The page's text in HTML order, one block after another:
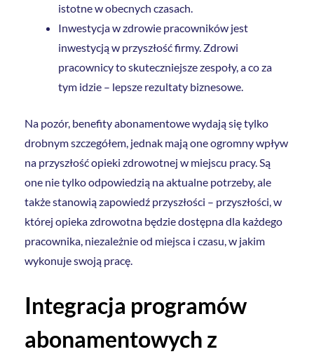
istotne w obecnych czasach.
Inwestycja w zdrowie pracowników jest
inwestycją w przyszłość firmy. Zdrowi
pracownicy to skuteczniejsze zespoły, a co za
tym idzie – lepsze rezultaty biznesowe.
Na pozór, benefity abonamentowe wydają się tylko
drobnym szczegółem, jednak mają one ogromny wpływ
na przyszłość opieki zdrowotnej w miejscu pracy. Są
one nie tylko odpowiedzią na aktualne potrzeby, ale
także stanowią zapowiedź przyszłości – przyszłości, w
której opieka zdrowotna będzie dostępna dla każdego
pracownika, niezależnie od miejsca i czasu, w jakim
wykonuje swoją pracę.
Integracja programów
abonamentowych z